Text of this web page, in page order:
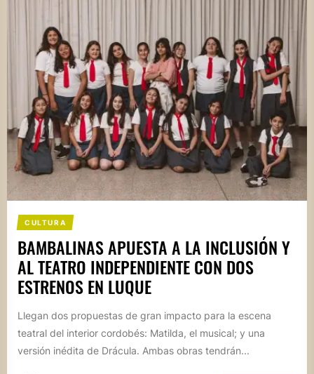
CULTURA
BAMBALINAS APUESTA A LA INCLUSIÓN Y
AL TEATRO INDEPENDIENTE CON DOS
ESTRENOS EN LUQUE
Llegan dos propuestas de gran impacto para la escena
teatral del interior cordobés: Matilda, el musical; y una
versión inédita de Drácula. Ambas obras tendrán...